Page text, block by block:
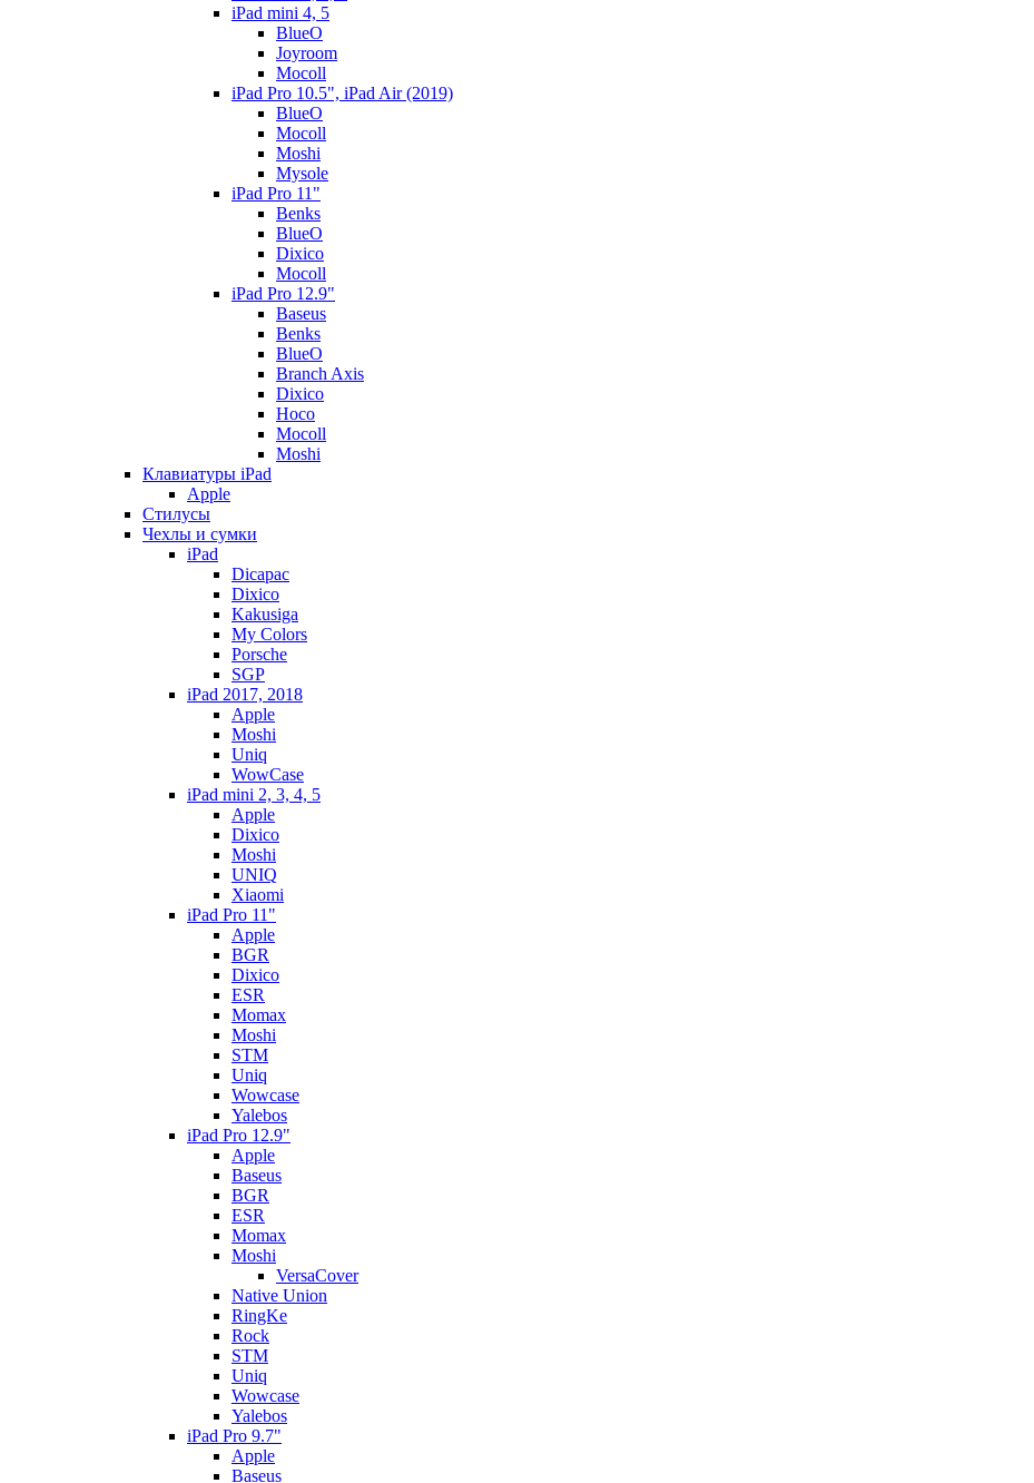
iPad mini 4, 5
BlueO
Joyroom
Mocoll
iPad Pro 10.5", iPad Air (2019)
BlueO
Mocoll
Moshi
Mysole
iPad Pro 11"
Benks
BlueO
Dixico
Mocoll
iPad Pro 12.9"
Baseus
Benks
BlueO
Branch Axis
Dixico
Hoco
Mocoll
Moshi
Клавиатуры iPad
Apple
Стилусы
Чехлы и сумки
iPad
Dicapac
Dixico
Kakusiga
My Colors
Porsche
SGP
iPad 2017, 2018
Apple
Moshi
Uniq
WowCase
iPad mini 2, 3, 4, 5
Apple
Dixico
Moshi
UNIQ
Xiaomi
iPad Pro 11"
Apple
BGR
Dixico
ESR
Momax
Moshi
STM
Uniq
Wowcase
Yalebos
iPad Pro 12.9"
Apple
Baseus
BGR
ESR
Momax
Moshi
VersaCover
Native Union
RingKe
Rock
STM
Uniq
Wowcase
Yalebos
iPad Pro 9.7"
Apple
Baseus